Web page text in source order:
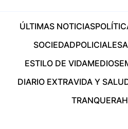
ÚLTIMAS NOTICIAS
SOCIEDADPOLICIALES
ESTILO DE VIDAMEDIOS
DIARIO EXTRAVIDA Y
TRANQUERA